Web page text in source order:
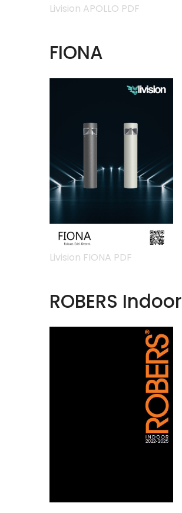
Livision APOLLO PDF
FIONA
Livision FIONA PDF
ROBERS Indoor